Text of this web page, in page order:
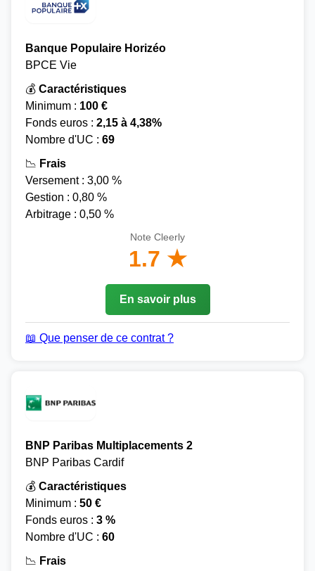
Banque Populaire Horizéo
BPCE Vie
💰 Caractéristiques
Minimum : 100 €
Fonds euros : 2,15 à 4,38%
Nombre d'UC : 69
📉 Frais
Versement : 3,00 %
Gestion : 0,80 %
Arbitrage : 0,50 %
Note Cleerly
1.7 ★
En savoir plus
📖 Que penser de ce contrat ?
BNP Paribas Multiplacements 2
BNP Paribas Cardif
💰 Caractéristiques
Minimum : 50 €
Fonds euros : 3 %
Nombre d'UC : 60
📉 Frais